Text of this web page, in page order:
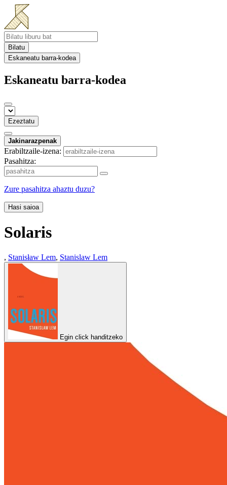
Bilatu
Eskaneatu barra-kodea
Eskaneatu barra-kodea
Ezeztatu
Jakinarazpenak
Erabiltzaile-izena:
Pasahitza:
Zure pasahitza ahaztu duzu?
Hasi saioa
Solaris
, Stanisław Lem, Stanislaw Lem
Egin click handitzeko